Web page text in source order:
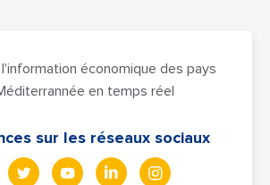
économique des pays
en temps réel
sur les réseaux sociaux